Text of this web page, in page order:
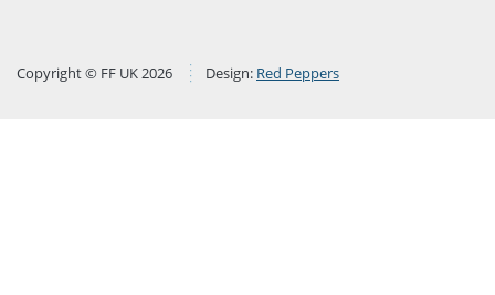
Copyright © FF UK 2026 Design: Red Peppers